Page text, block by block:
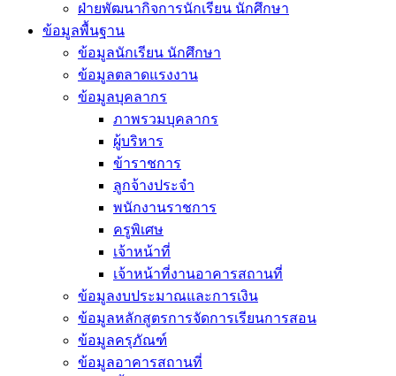
ฝ่ายพัฒนากิจการนักเรียน นักศึกษา
ข้อมูลพื้นฐาน
ข้อมูลนักเรียน นักศึกษา
ข้อมูลตลาดแรงงาน
ข้อมูลบุคลากร
ภาพรวมบุคลากร
ผู้บริหาร
ข้าราชการ
ลูกจ้างประจำ
พนักงานราชการ
ครูพิเศษ
เจ้าหน้าที่
เจ้าหน้าที่งานอาคารสถานที่
ข้อมูลงบประมาณและการเงิน
ข้อมูลหลักสูตรการจัดการเรียนการสอน
ข้อมูลครุภัณฑ์
ข้อมูลอาคารสถานที่